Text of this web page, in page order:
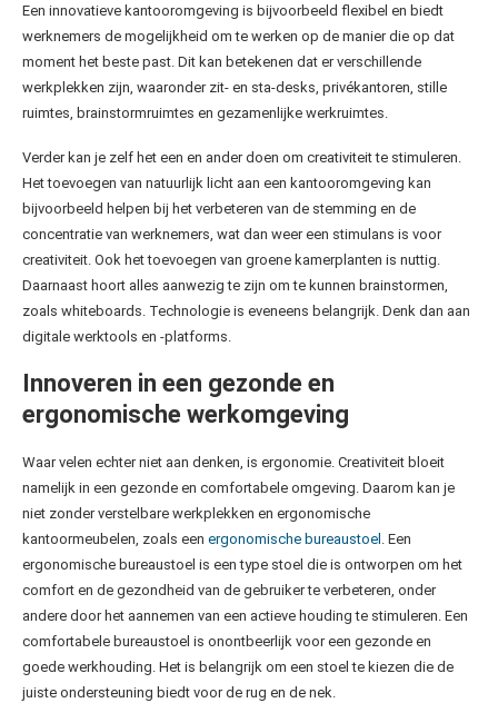
Een innovatieve kantooromgeving is bijvoorbeeld flexibel en biedt
werknemers de mogelijkheid om te werken op de manier die op dat
moment het beste past. Dit kan betekenen dat er verschillende
werkplekken zijn, waaronder zit- en sta-desks, privékantoren, stille
ruimtes, brainstormruimtes en gezamenlijke werkruimtes.
Verder kan je zelf het een en ander doen om creativiteit te stimuleren.
Het toevoegen van natuurlijk licht aan een kantooromgeving kan
bijvoorbeeld helpen bij het verbeteren van de stemming en de
concentratie van werknemers, wat dan weer een stimulans is voor
creativiteit. Ook het toevoegen van groene kamerplanten is nuttig.
Daarnaast hoort alles aanwezig te zijn om te kunnen brainstormen,
zoals whiteboards. Technologie is eveneens belangrijk. Denk dan aan
digitale werktools en -platforms.
Innoveren in een gezonde en
ergonomische werkomgeving
Waar velen echter niet aan denken, is ergonomie. Creativiteit bloeit
namelijk in een gezonde en comfortabele omgeving. Daarom kan je
niet zonder verstelbare werkplekken en ergonomische
kantoormeubelen, zoals een ergonomische bureaustoel . Een
ergonomische bureaustoel is een type stoel die is ontworpen om het
comfort en de gezondheid van de gebruiker te verbeteren, onder
andere door het aannemen van een actieve houding te stimuleren. Een
comfortabele bureaustoel is onontbeerlijk voor een gezonde en
goede werkhouding. Het is belangrijk om een stoel te kiezen die de
juiste ondersteuning biedt voor de rug en de nek.